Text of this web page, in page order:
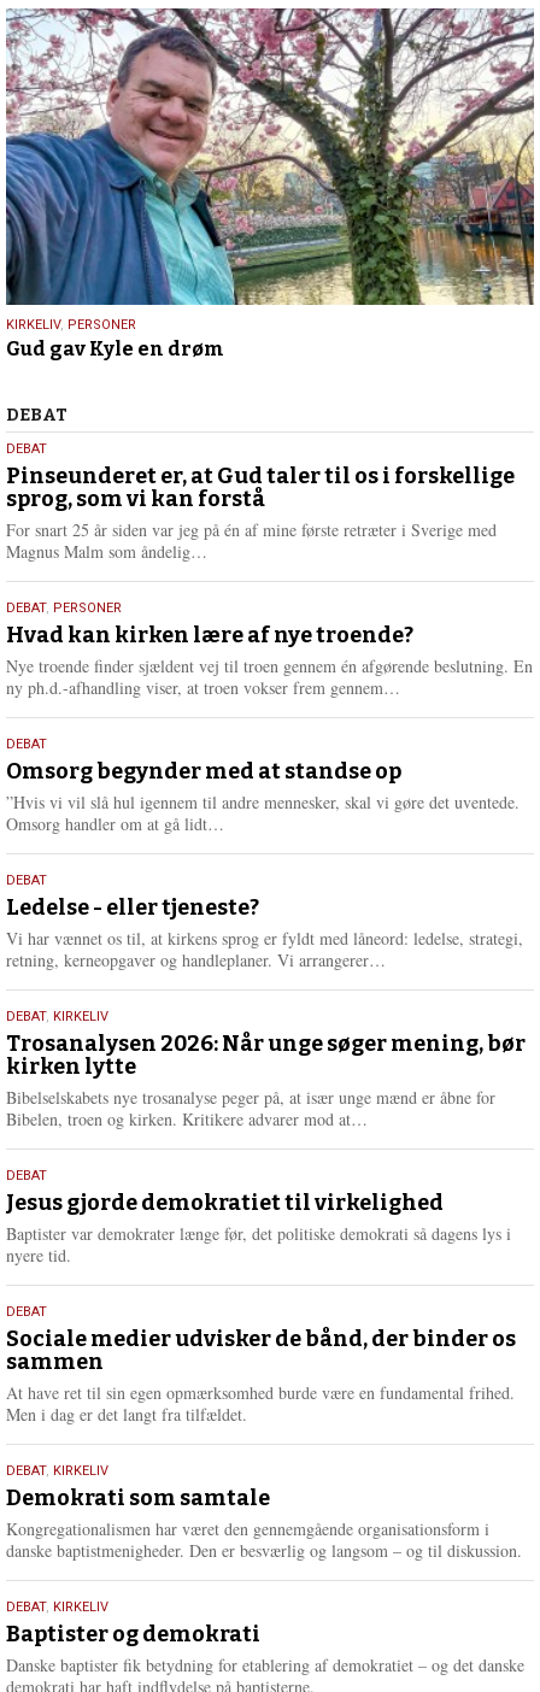
9.
juli
KIRKELIV, PERSONER
Gud gav Kyle en drøm
Debat
DEBAT
5.
august
2026
DEBAT
Pinseunderet er, at Gud taler til os i forskellige
sprog, som vi kan forstå
For snart 25 år siden var jeg på én af mine første retræter i Sverige med
Magnus Malm som åndelig…
e
r
e
25.
juli
2026
DEBAT, PERSONER
Hvad kan kirken lære af nye troende?
Nye troende finder sjældent vej til troen gennem én afgørende beslutning. En
ny ph.d.-afhandling viser, at troen vokser frem gennem…
e
r
e
9.
juli
2026
DEBAT
Omsorg begynder med at standse op
”Hvis vi vil slå hul igennem til andre mennesker, skal vi gøre det uventede.
Omsorg handler om at gå lidt…
e
r
e
10.
juni
2026
DEBAT
Ledelse - eller tjeneste?
Vi har vænnet os til, at kirkens sprog er fyldt med låneord: ledelse, strategi,
retning, kerneopgaver og handleplaner. Vi arrangerer…
e
2.
juni
2026
DEBAT, KIRKELIV
Trosanalysen 2026: Når unge søger mening, bør
kirken lytte
Bibelselskabets nye trosanalyse peger på, at især unge mænd er åbne for
Bibelen, troen og kirken. Kritikere advarer mod at…
e
r
e
18.
maj
2026
DEBAT
Jesus gjorde demokratiet til virkelighed
Baptister var demokrater længe før, det politiske demokrati så dagens lys i
nyere tid.
18.
maj
2026
DEBAT
Sociale medier udvisker de bånd, der binder os
sammen
At have ret til sin egen opmærksomhed burde være en fundamental frihed.
Men i dag er det langt fra tilfældet.
18.
maj
2026
DEBAT, KIRKELIV
Demokrati som samtale
Kongregationalismen har været den gennemgående organisationsform i
danske baptistmenigheder. Den er besværlig og langsom – og til diskussion.
18.
maj
2026
DEBAT, KIRKELIV
Baptister og demokrati
Danske baptister fik betydning for etablering af demokratiet – og det danske
demokrati har haft indflydelse på baptisterne.